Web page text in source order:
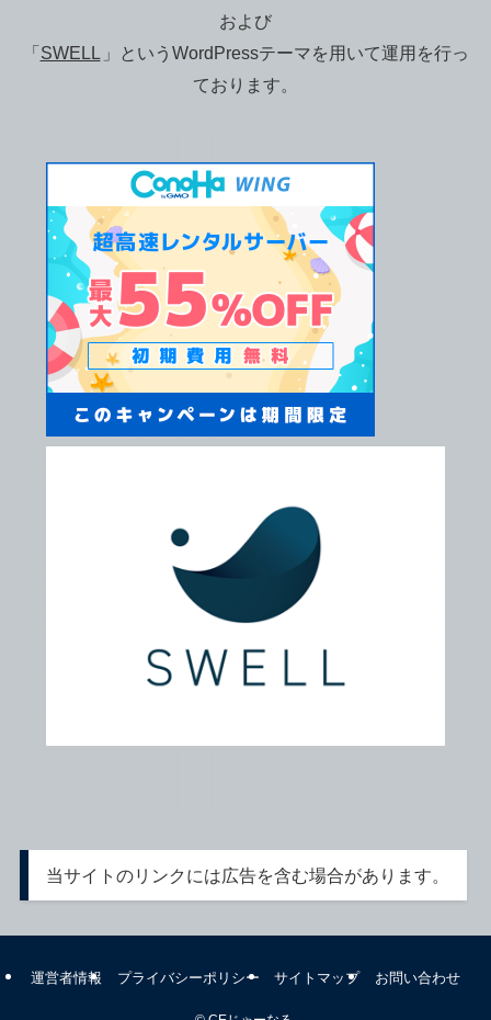
および
「SWELL 」というWordPressテーマを用いて運用を行っ
ております。
当サイトのリンクには広告を含む場合があります。
運営者情報 プライバシーポリシー サイトマップ お問い合わせ